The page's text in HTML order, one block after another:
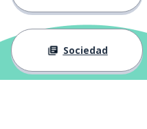
Sociedad